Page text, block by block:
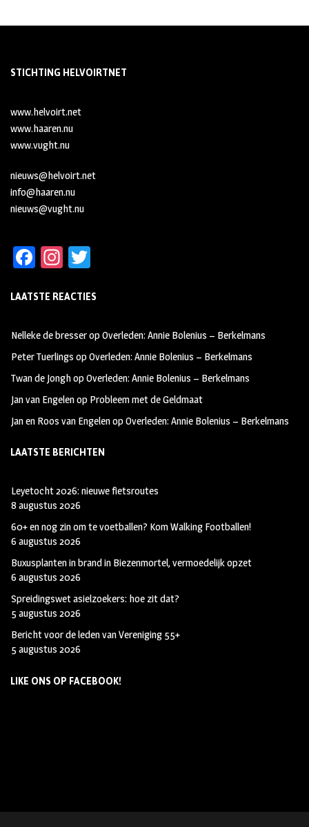
STICHTING HELVOIRTNET
www.helvoirt.net
www.haaren.nu
www.vught.nu
nieuws@helvoirt.net
info@haaren.nu
nieuws@vught.nu
Fa
b
oo
k
In
ag
m
tt
LAATSTE REACTIES
Nelleke de bresseropOverleden: Annie Bolenius – Berkelmans
Peter Tuerlings opOverleden: Annie Bolenius – Berkelmans
Twan de JonghopOverleden: Annie Bolenius – Berkelmans
Jan van Engelenop Probleem met de Geldmaat
Jan en Roos van EngelenopOverleden: Annie Bolenius – Berkelmans
LAATSTE BERICHTEN
Leyetocht 2026: nieuwe fietsroutes
8 augustus 2026
60+ en nog zin om te voetballen? Kom Walking Footballen!
6 augustus 2026
Buxusplanten in brand in Biezenmortel, vermoedelijk opzet
6 augustus 2026
Spreidingswet asielzoekers: hoe zit dat?
5 augustus 2026
Bericht voor de leden van Vereniging 55+
5 augustus 2026
LIKE ONS OP FACEBOOK!